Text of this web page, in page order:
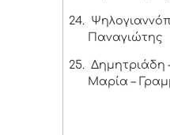
24.
Παναγιώτης
25. Δημητριάδη
Μαρία –